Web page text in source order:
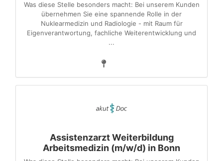
Was diese Stelle besonders macht: Bei unserem Kunden
übernehmen Sie eine spannende Rolle in der
Nuklearmedizin und Radiologie - mit Raum für
Eigenverantwortung, fachliche Weiterentwicklung und
...
Assistenzarzt Weiterbildung
Arbeitsmedizin (m/w/d) in Bonn